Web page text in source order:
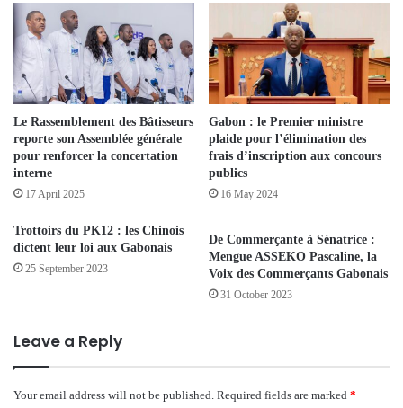
Le Rassemblement des Bâtisseurs
reporte son Assemblée générale
pour renforcer la concertation
interne
17 April 2025
Gabon : le Premier ministre
plaide pour l’élimination des
frais d’inscription aux concours
publics
16 May 2024
Trottoirs du PK12 : les Chinois
dictent leur loi aux Gabonais
25 September 2023
De Commerçante à Sénatrice :
Mengue ASSEKO Pascaline, la
Voix des Commerçants Gabonais
31 October 2023
Leave a Reply
Your email address will not be published. Required fields are marked *